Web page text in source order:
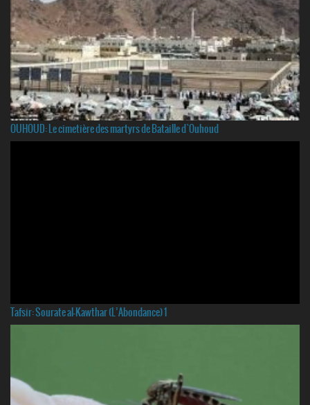
OUHOUD: Le cimetière des martyrs de Bataille d`Ouhoud
Tafsir: Sourate al-Kawthar (L’Abondance) 1